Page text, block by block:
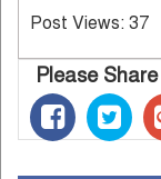
Post Views: 37
Please